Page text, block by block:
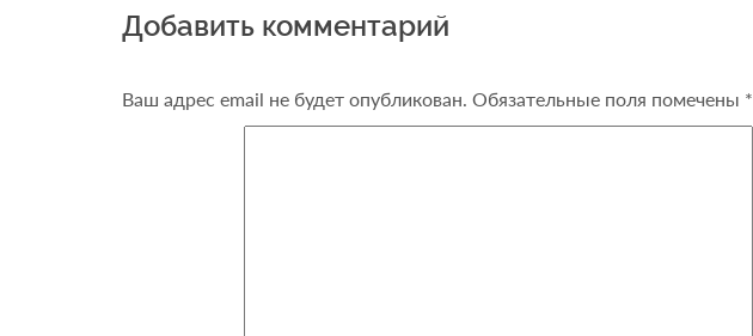
Добавить комментарий
Ваш адрес email не будет опубликован. Обязательные поля помечены *